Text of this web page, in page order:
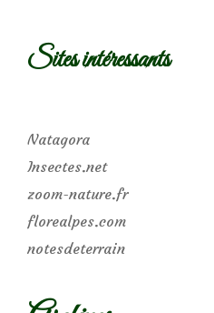
Sites intéressants
Natagora
Insectes.net
zoom-nature.fr
florealpes.com
notesdeterrain